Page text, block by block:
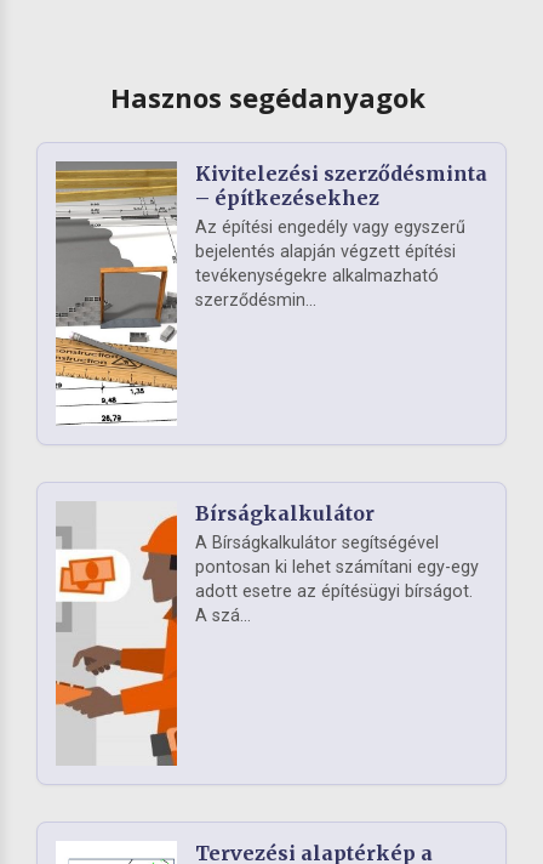
Hasznos segédanyagok
Kivitelezési szerződésminta
– építkezésekhez
Az építési engedély vagy egyszerű
bejelentés alapján végzett építési
tevékenységekre alkalmazható
szerződésmin...
Bírságkalkulátor
A Bírságkalkulátor segítségével
pontosan ki lehet számítani egy-egy
adott esetre az építésügyi bírságot.
A szá...
Tervezési alaptérkép a